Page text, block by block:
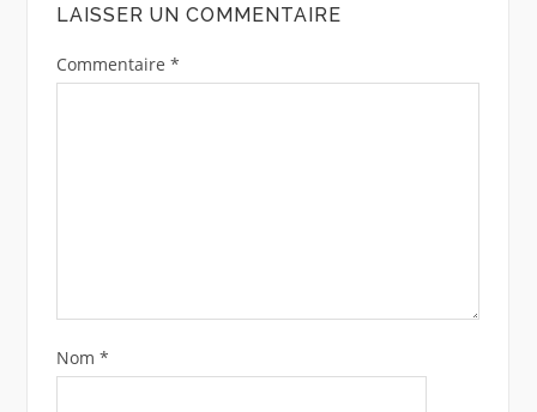
LAISSER UN COMMENTAIRE
Commentaire *
Nom *